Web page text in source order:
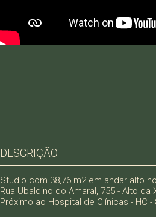
DESCRIÇÃO
Studio com 38,76 m2 em andar alto
Rua Ubaldino do Amaral, 755 - Alto da
Próximo ao Hospital de Clínicas - HC